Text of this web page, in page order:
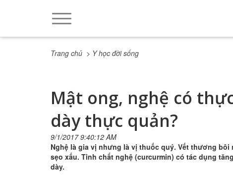
Trang chủ > Y học đời sống
Mật ong, nghệ có
dày thực quản?
9/1/2017 9:40:12 AM
Nghệ là gia vị nhưng là vị thuốc quý. Vết thương
sẹo xấu. Tinh chất nghệ (curcurmin) có tác dụng
dày.